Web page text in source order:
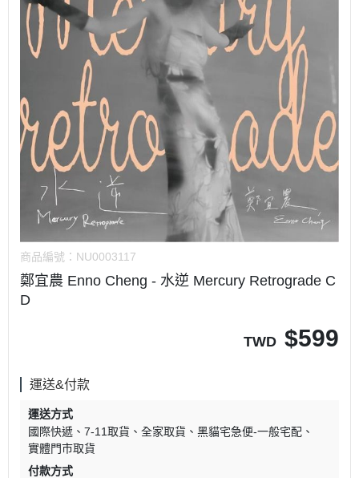
商品編號： NU0003117
鄭宜農 Enno Cheng - 水逆 Mercury Retrograde C
D
TWD $599
運送&付款
運送方式
國際快遞
7-11取貨 全家取貨
黑貓宅急便-一般宅配
實體門市取貨
付款方式